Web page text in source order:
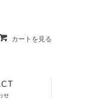
カートを見る
せ